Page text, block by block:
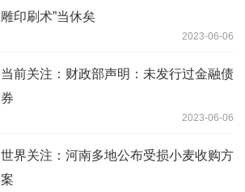
雕印刷术”当休矣
2023-06-06
当前关注：财政部声明：未发行过金融债
券
2023-06-06
世界关注：河南多地公布受损小麦收购方
案